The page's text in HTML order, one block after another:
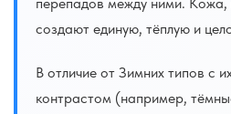
создают единую, тёплую и
В отличие от Зимних типов с
контрастом (например,